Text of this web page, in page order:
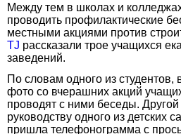
Между тем в школах и
проводить профилактические
местными акциями против
TJ рассказали трое учащихся
заведений.
По словам одного из
фото со вчерашних акций
проводят с ними беседы.
руководству одного из детских
пришла телефонограмма с